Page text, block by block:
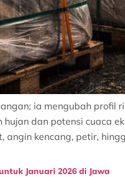
ia mengubah profil
hujan dan potensi
kencang, petir,
Januari 2026 di Jawa